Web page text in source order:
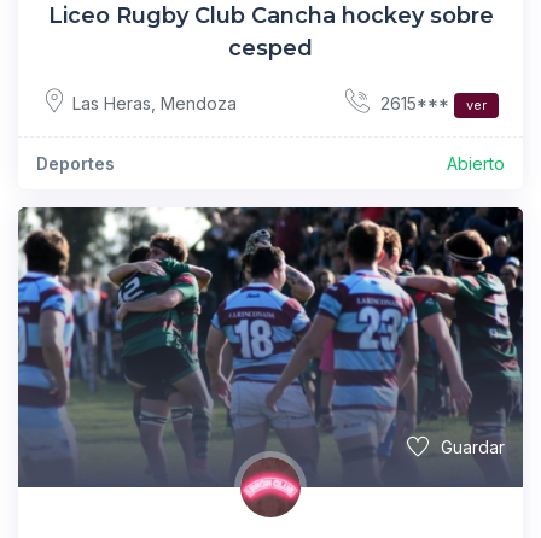
Liceo Rugby Club Cancha hockey sobre
cesped
Las Heras Mendoza 2615*** ver
Deportes Abierto
Guardar